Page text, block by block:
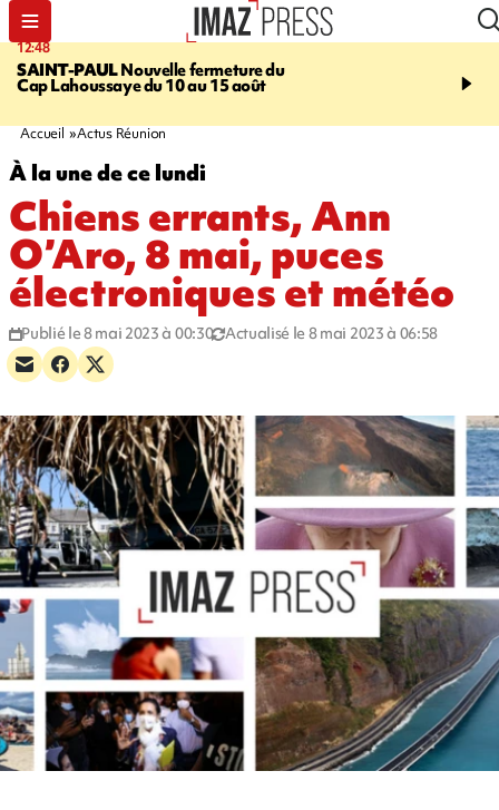
12:48
SAINT-PAULNouvelle fermeture du
Cap Lahoussaye du 10 au 15 août
14:23
massif de migrants, la
Accueil Actus Réunion
À la une de ce lundi
Chiens errants, Ann
O’Aro, 8 mai, puces
électroniques et météo
Publié le 8 mai 2023 à 00:30 Actualisé le 8 mai 2023 à 06:58